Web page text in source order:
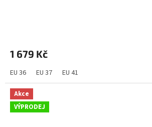
1 679 Kč
EU 36 EU 37 EU 41
Akce
VÝPRODEJ